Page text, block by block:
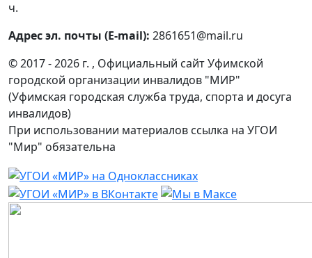
ч.
Адрес эл. почты (E-mail): 2861651@mail.ru
© 2017 - 2026 г. , Официальный сайт Уфимской
городской организации инвалидов "МИР"
(Уфимская городская служба труда, спорта и досуга
инвалидов)
При использовании материалов ссылка на УГОИ
"Мир" обязательна